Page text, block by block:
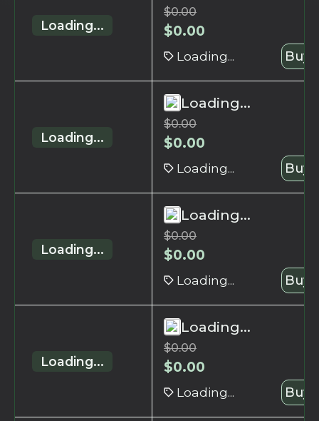
Loading...
$0.00
$0.00
Loading... Buy
Loading...
Loading...
$0.00
$0.00
Loading... Buy
Loading...
Loading...
$0.00
$0.00
Loading... Buy
Loading...
Loading...
$0.00
$0.00
Loading... Buy